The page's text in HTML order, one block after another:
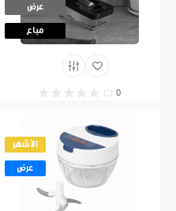
عرض
مباع
0
الأشهر
عرض